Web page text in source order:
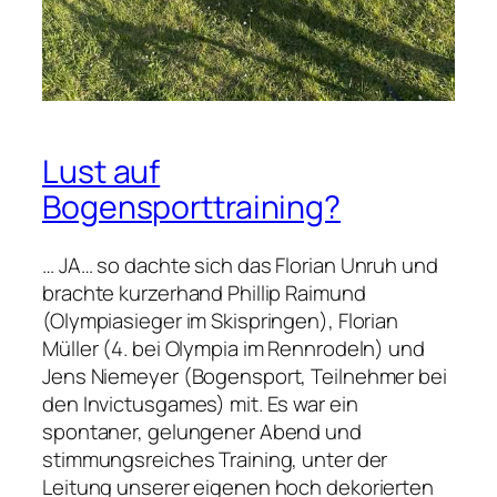
e
i
d
e
S
G
B
o
t
h
f
e
l
d
Lust auf
Bogensporttraining?
… JA… so dachte sich das Florian Unruh und
brachte kurzerhand Phillip Raimund
(Olympiasieger im Skispringen), Florian
Müller (4. bei Olympia im Rennrodeln) und
Jens Niemeyer (Bogensport, Teilnehmer bei
den Invictusgames) mit. Es war ein
spontaner, gelungener Abend und
stimmungsreiches Training, unter der
Leitung unserer eigenen hoch dekorierten